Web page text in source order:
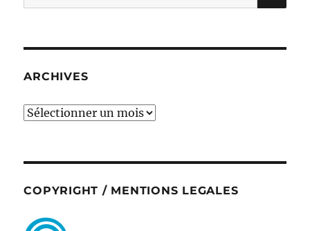
pour :
ARCHIVES
ARCHIVES
COPYRIGHT / MENTIONS LEGALES